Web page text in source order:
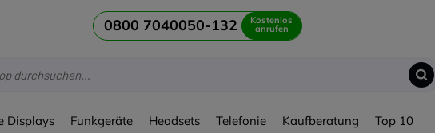
0800 7040050-132 Kostenlos
anrufen
Displays Funkgeräte Headsets Telefonie Kaufberatung Top 10